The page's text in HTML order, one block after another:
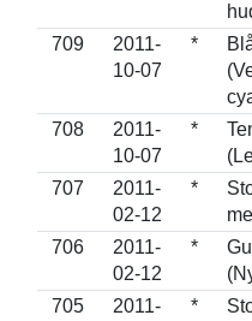
709
2011-
10-07
*
708
2011-
10-07
*
707
2011-
02-12
*
706
2011-
02-12
*
705
2011-
*